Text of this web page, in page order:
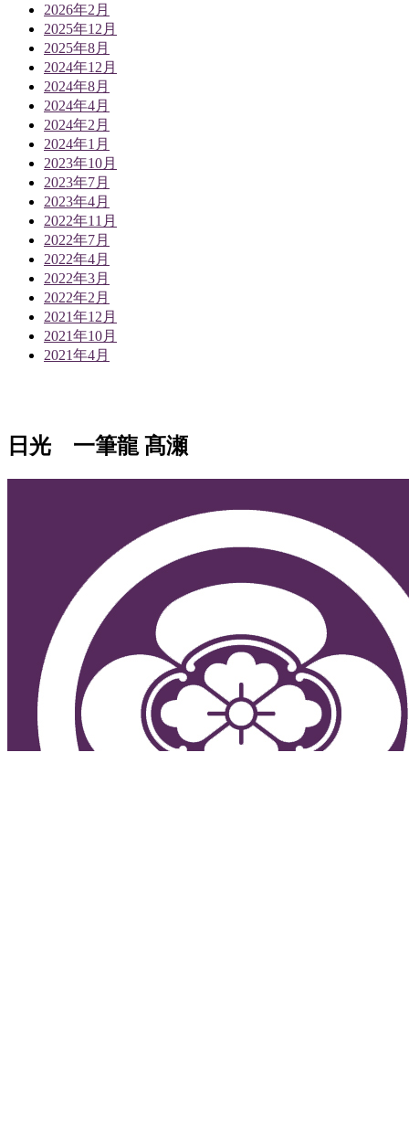
2026年2月
2025年12月
2025年8月
2024年12月
2024年8月
2024年4月
2024年2月
2024年1月
2023年10月
2023年7月
2023年4月
2022年11月
2022年7月
2022年4月
2022年3月
2022年2月
2021年12月
2021年10月
2021年4月
日光 一筆龍 髙瀬